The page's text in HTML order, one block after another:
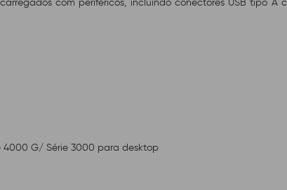
com periféricos, incluindo conectores USB tipo
4000 G/ Série 3000 para desktop